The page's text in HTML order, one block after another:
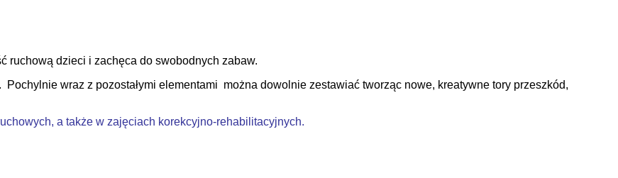
ruchową dzieci i zachęca do swobodnych zabaw.
wraz z pozostałymi elementami można dowolnie zestawiać tworząc nowe, kreatywne tory przeszkód,
a także w zajęciach korekcyjno-rehabilitacyjnych.